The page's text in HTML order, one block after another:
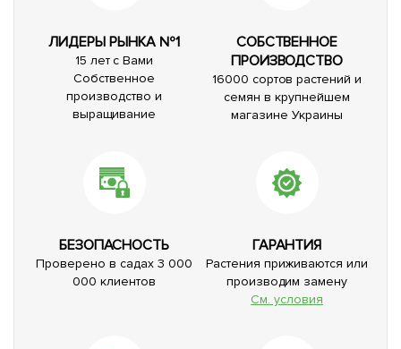
ЛИДЕРЫ РЫНКА №1
15 лет с Вами
Собственное
производство и
выращивание
СОБСТВЕННОЕ
ПРОИЗВОДСТВО
16000 сортов растений и
семян в крупнейшем
магазине Украины
БЕЗОПАСНОСТЬ
Проверено в садах 3 000
000 клиентов
ГАРАНТИЯ
Растения приживаются или
производим замену
См. условия